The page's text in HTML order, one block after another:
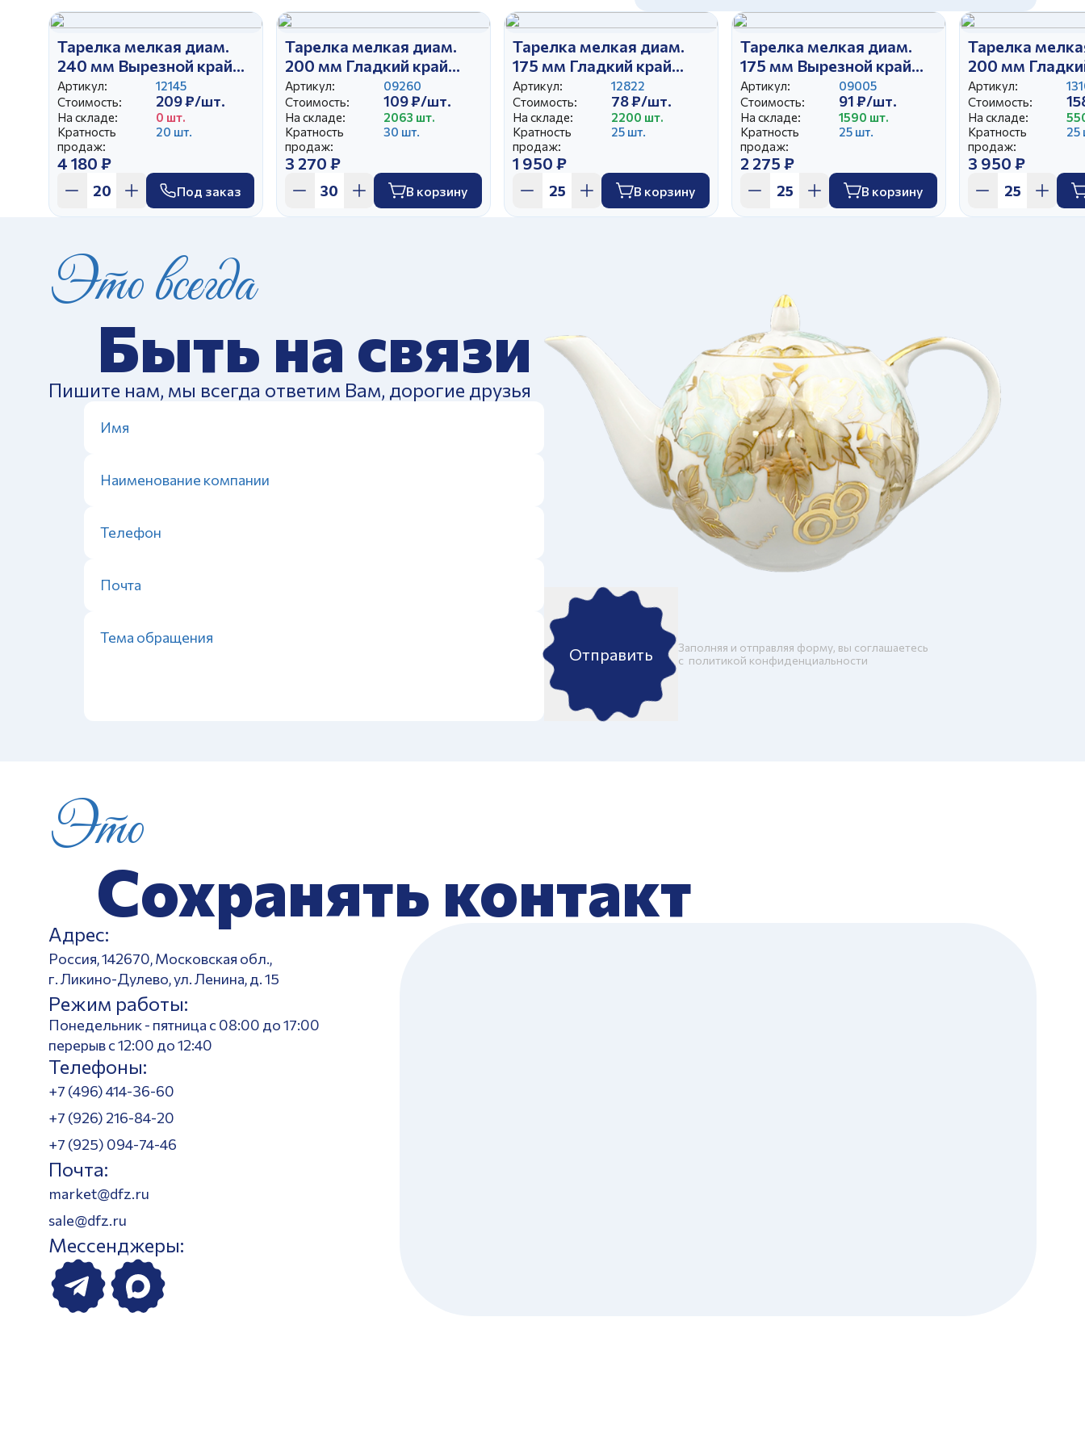
Тарелка мелкая диам.
240 мм Вырезной край
Охота Зеленая
Артикул:
12145
Стоимость:
209 ₽/шт.
На складе:
0 шт.
Кратность
продаж:
20 шт.
4 180 ₽
Под заказ
Тарелка мелкая диам.
200 мм Гладкий край
Грибы
Артикул:
09260
Стоимость:
109 ₽/шт.
На складе:
2063 шт.
Кратность
продаж:
30 шт.
3 270 ₽
В корзину
Тарелка мелкая диам.
175 мм Гладкий край
Мышата (25)
Артикул:
12822
Стоимость:
78 ₽/шт.
На складе:
2200 шт.
Кратность
продаж:
25 шт.
1 950 ₽
В корзину
Тарелка мелкая диам.
175 мм Вырезной край
Натали
Артикул:
09005
Стоимость:
91 ₽/шт.
На складе:
1590 шт.
Кратность
продаж:
25 шт.
2 275 ₽
В корзину
Тарелка
200 мм
Пионы (25)
Артикул:
Стоимость:
На складе:
Кратность
продаж:
25
3 950 ₽
Это всегда
Быть на связи
Пишите нам, мы всегда ответим Вам, дорогие друзья
Отправить
Заполняя и отправляя форму, вы соглашаетесь
c политикой конфиденциальности
Это
Сохранять контакт
Адрес:
Россия, 142670, Московская обл.,
г. Ликино-Дулево, ул. Ленина, д. 15
Режим работы:
Понедельник - пятница с 08:00 до 17:00
перерыв с 12:00 до 12:40
Телефоны:
+7 (496) 414-36-60
+7 (926) 216-84-20
+7 (925) 094-74-46
Почта:
market@dfz.ru
sale@dfz.ru
Мессенджеры: